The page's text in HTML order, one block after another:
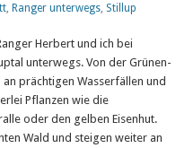
, Ranger unterwegs, Stillup
Herbert und ich bei
unterwegs. Von der Grünen-
prächtigen Wasserfällen und
Pflanzen wie die
oder den gelben Eisenhut.
Wald und steigen weiter an